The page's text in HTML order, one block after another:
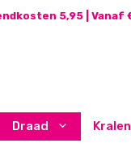
5,95 | Vanaf
Draad Kralen